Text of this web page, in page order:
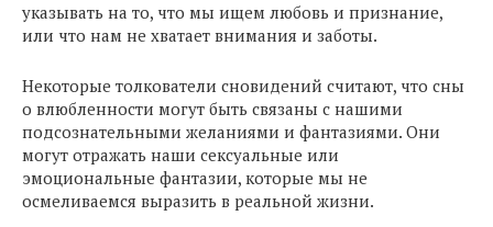
указывать на то, что мы ищем любовь и признание,
или что нам не хватает внимания и заботы.
Некоторые толкователи сновидений считают, что сны
о влюбленности могут быть связаны с нашими
подсознательными желаниями и фантазиями. Они
могут отражать наши сексуальные или
эмоциональные фантазии, которые мы не
осмеливаемся выразить в реальной жизни.